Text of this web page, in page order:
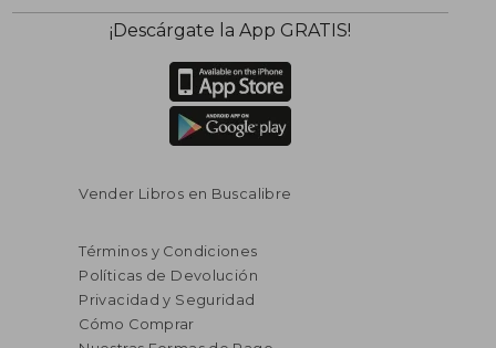
¡Descárgate la App GRATIS!
Vender Libros en Buscalibre
Términos y Condiciones
Políticas de Devolución
Privacidad y Seguridad
Cómo Comprar